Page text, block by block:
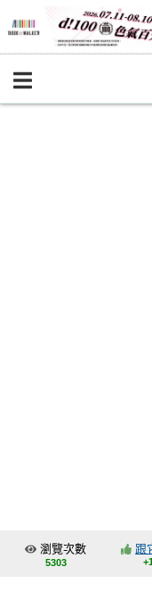
BOOKY書集
交流中心
瀏覽次數
5303
跟